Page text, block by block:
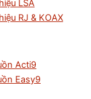
LSA
RJ & KOAX
Acti9
Easy9